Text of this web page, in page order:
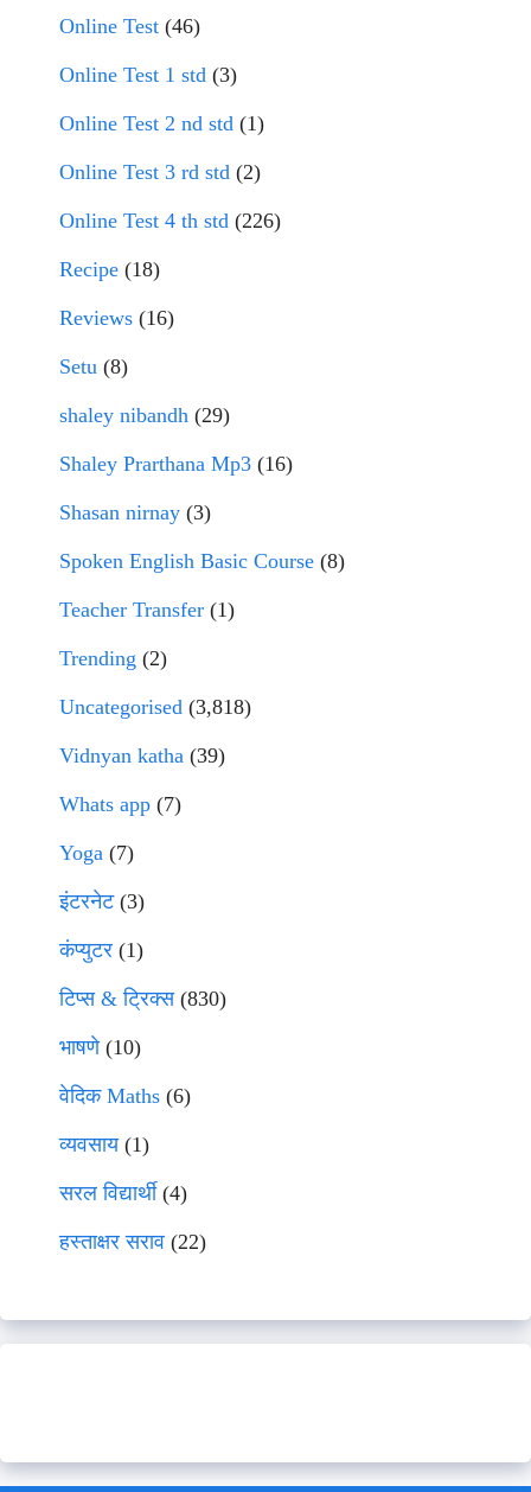
Online Test (46)
Online Test 1 std (3)
Online Test 2 nd std (1)
Online Test 3 rd std (2)
Online Test 4 th std (226)
Recipe (18)
Reviews (16)
Setu (8)
shaley nibandh (29)
Shaley Prarthana Mp3 (16)
Shasan nirnay (3)
Spoken English Basic Course (8)
Teacher Transfer (1)
Trending (2)
Uncategorised (3,818)
Vidnyan katha (39)
Whats app (7)
Yoga (7)
इंटरनेट(3)
कंप्युटर (1)
टिप्स & ट्रिक्स(830)
भाषणे(10)
वेदिक Maths (6)
व्यवसाय(1)
सरल विद्यार्थी(4)
हस्ताक्षर सराव (22)